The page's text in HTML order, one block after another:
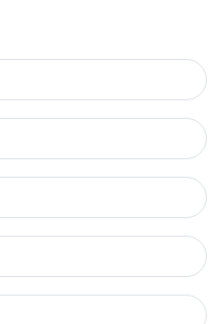
226 kN
224 kN
0.24